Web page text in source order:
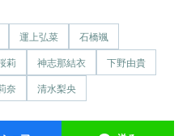
運上弘菜
石橋颯
莉 神志那結衣
下野由貴
奈 清水梨央